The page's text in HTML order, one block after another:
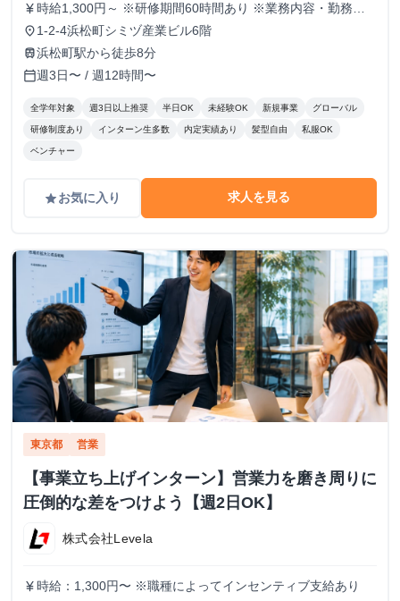
currency_yen 時給1,300円～ ※研修期間60時間あり ※業務内容・勤務状
況により決定
place 1-2-4浜松町シミヅ産業ビル6階
train浜松町駅から徒歩8分
calendar_today週3日〜 / 週12時間〜
全学年対象 週3日以上推奨 半日OK 未経験OK 新規事業 グローバル
研修制度あり インターン生多数 内定実績あり 髪型自由 私服OK
ベンチャー
gradeお気に入り 求人を見る
東京都 営業
【事業立ち上げインターン】営業力を磨き周りに
圧倒的な差をつけよう【週2日OK】
株式会社Levela
currency_yen 時給：1,300円〜 ※職種によってインセンティブ支給あり